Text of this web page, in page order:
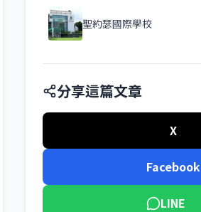
聖約瑟國際學校
分享這篇文章
X
Facebook
LINE